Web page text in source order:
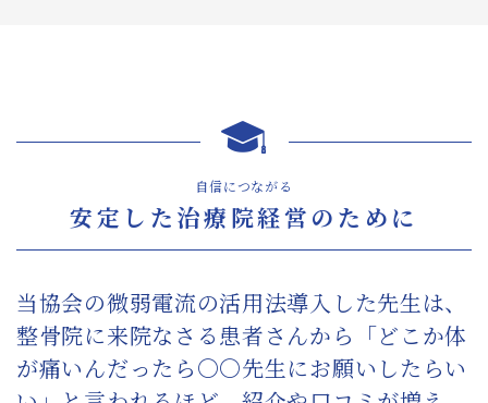
自信につながる
安定した治療院経営のために
当協会の微弱電流の活用法導入した先生は、
整骨院に来院なさる患者さんから「どこか体
が痛いんだったら〇〇先生にお願いしたらい